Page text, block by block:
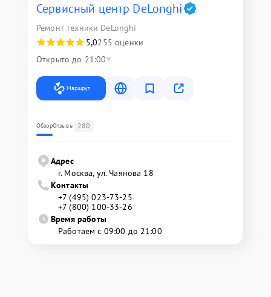
Сервисный центр DeLonghi
Ремонт техники DeLonghi
5,0255 оценки
Открыто до 21:00
Маршрут
ОбзорОтзывы 280
Адрес
г. Москва, ул. Чаянова 18
Контакты
+7 (495) 023-73-25
+7 (800) 100-33-26
Время работы
Работаем с 09:00 до 21:00